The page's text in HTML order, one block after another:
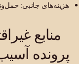
هزینه‌های جانبی:
منابع
پرونده